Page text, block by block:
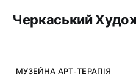
Черкаський
МУЗЕЙНА АРТ-ТЕРАПІЯ